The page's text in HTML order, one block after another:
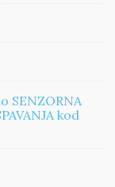
SENZORNA
kod